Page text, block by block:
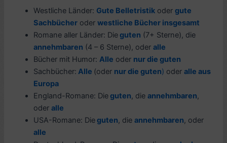
Westliche Länder: Gute Belletristik odergute
Sachbücher oderwestliche Bücher insgesamt
Romane aller Länder: Dieguten (7+ Sterne), die
annehmbaren (4 – 6 Sterne), oderalle
Bücher mit Humor:Alle oder nur die guten
Sachbücher: Alle (oder nur die guten) oderalle aus
Europa
England-Romane: Dieguten, dieannehmbaren,
oderalle
USA-Romane: Dieguten, dieannehmbaren, oder
alle